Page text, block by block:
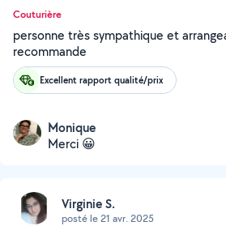
Couturière
personne très sympathique et
recommande
Excellent rapport qualité/prix
Monique
Merci 😀
Virginie S.
posté le 21 avr. 2025